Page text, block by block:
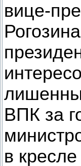
вице-
ВПК за
в